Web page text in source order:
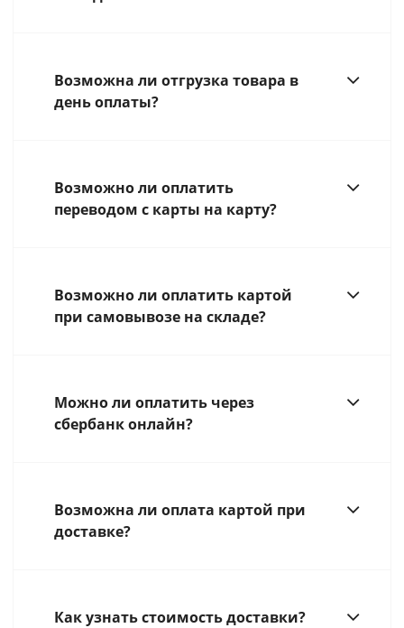
Возможна ли отгрузка товара в
день оплаты?
Возможно ли оплатить
переводом с карты на карту?
Возможно ли оплатить картой
при самовывозе на складе?
Можно ли оплатить через
сбербанк онлайн?
Возможна ли оплата картой при
доставке?
Как узнать стоимость доставки?